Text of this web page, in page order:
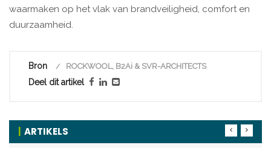
waarmaken op het vlak van brandveiligheid, comfort en
duurzaamheid.
Bron ROCKWOOL, B2Ai & SVR-ARCHITECTS
Deel dit artikel
ARTIKELS